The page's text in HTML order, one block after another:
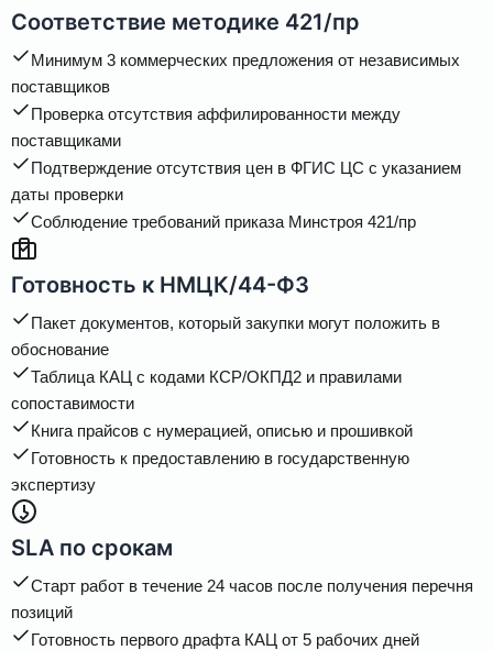
Соответствие методике 421/пр
Минимум 3 коммерческих предложения от независимых
поставщиков
Проверка отсутствия аффилированности между
поставщиками
Подтверждение отсутствия цен в ФГИС ЦС с указанием
даты проверки
Соблюдение требований приказа Минстроя 421/пр
Готовность к НМЦК/44-ФЗ
Пакет документов, который закупки могут положить в
обоснование
Таблица КАЦ с кодами КСР/ОКПД2 и правилами
сопоставимости
Книга прайсов с нумерацией, описью и прошивкой
Готовность к предоставлению в государственную
экспертизу
SLA по срокам
Старт работ в течение 24 часов после получения перечня
позиций
Готовность первого драфта КАЦ от 5 рабочих дней